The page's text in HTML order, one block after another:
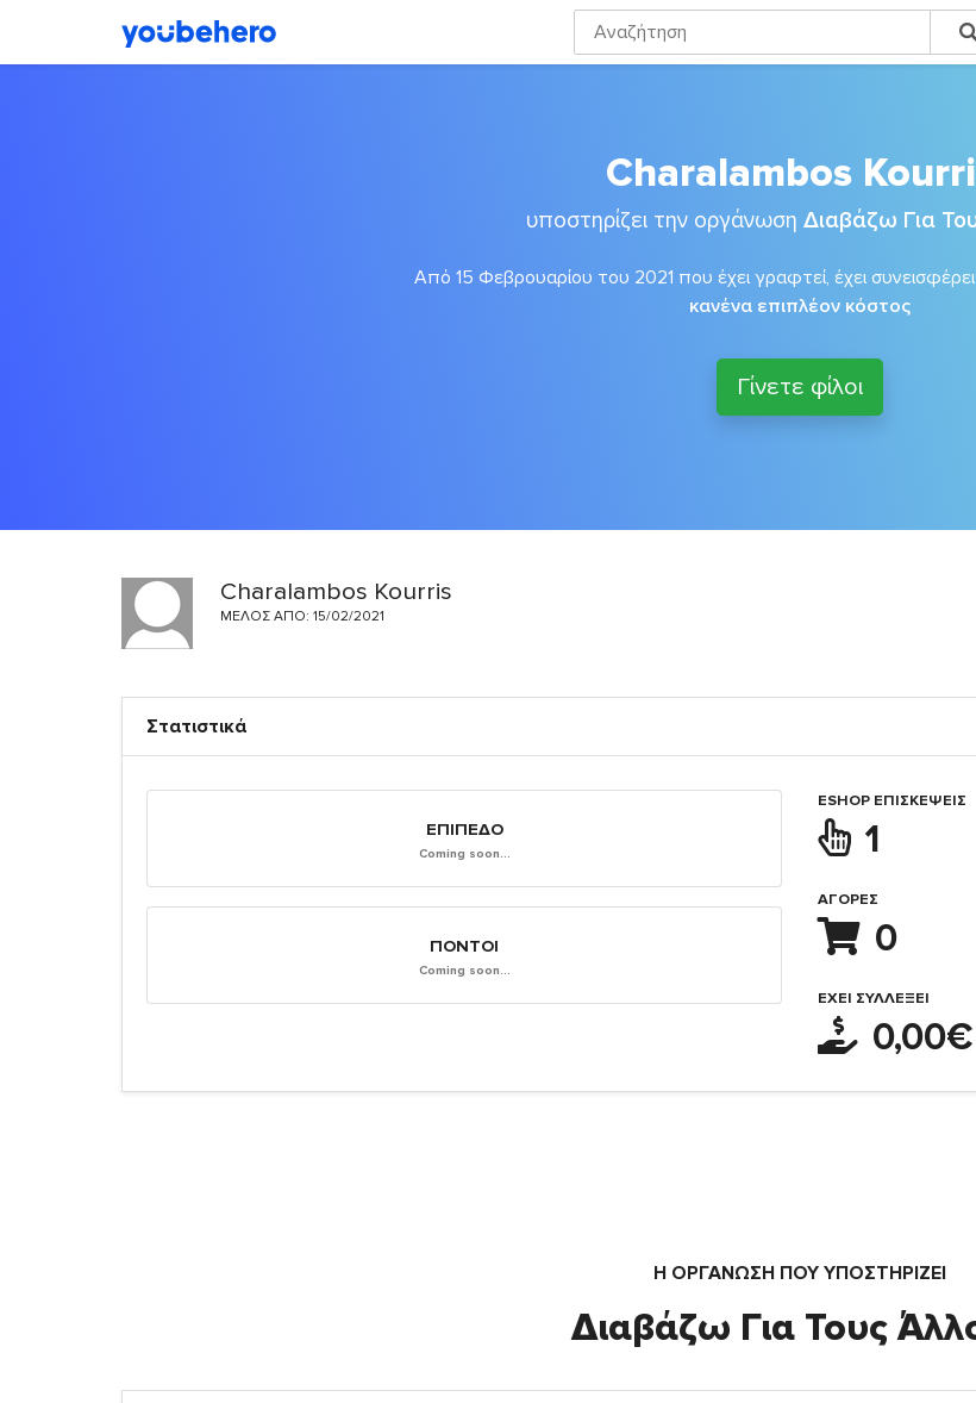
Charalambos
υποστηρίζει την οργάνωση Διαβάζω Για
Από 15 Φεβρουαρίου του 2021 που έχει γραφτεί, έχει συνεισφέρει
κανένα επιπλέον κόστος
Γίνετε φίλοι
Charalambos Kourris
ΜΈΛΟΣ ΑΠΌ: 15/02/2021
Στατιστικά
ΕΠΊΠΕΔΟ
Coming soon...
ΠΌΝΤΟΙ
Coming soon...
ESHOP ΕΠΙΣΚΈΨΕΙΣ
1
ΑΓΟΡΈΣ
0
ΈΧΕΙ ΣΥΛΛΈΞΕΙ
0,00€
Η ΟΡΓΆΝΩΣΗ ΠΟΥ ΥΠΟΣΤΗΡΙΖΕΙ
Διαβάζω Για Τους